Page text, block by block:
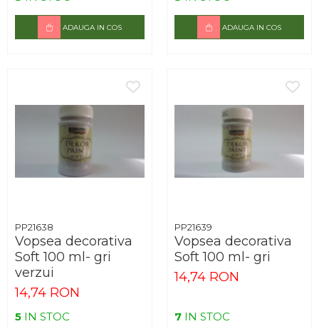
ADAUGA IN COS ADAUGA IN COS
PP21638
Vopsea decorativa
Soft 100 ml- gri
verzui
14,74 RON
5 IN STOC
PP21639
Vopsea decorativa
Soft 100 ml- gri
14,74 RON
7 IN STOC